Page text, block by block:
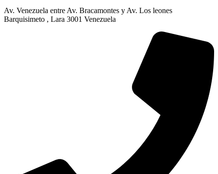
Av. Venezuela entre Av. Bracamontes y Av. Los leones
Barquisimeto , Lara 3001 Venezuela